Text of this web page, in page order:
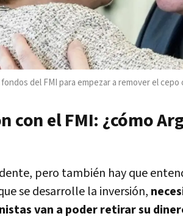
del FMI para empezar a remover el cepo
con el FMI: ¿cómo
pero también hay que
se desarrolle la inversión,
van a poder retirar su